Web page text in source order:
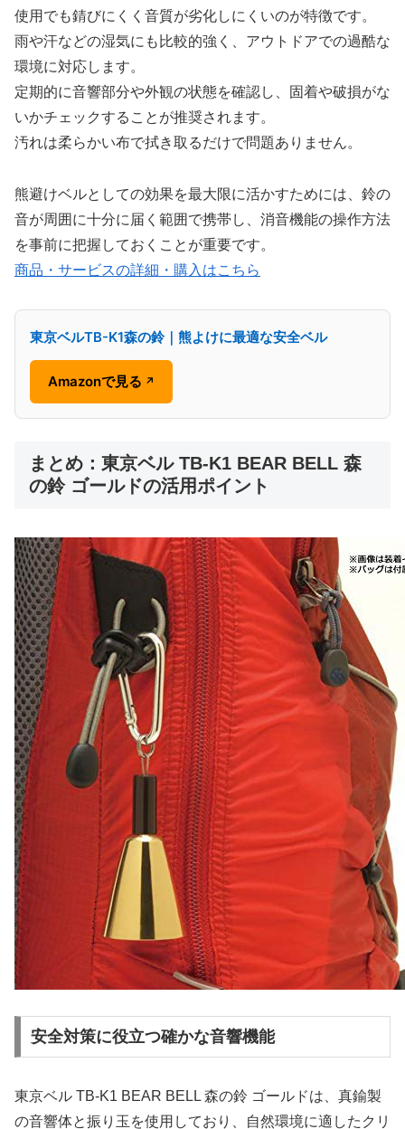
使用でも錆びにくく音質が劣化しにくいのが特徴です。
雨や汗などの湿気にも比較的強く、アウトドアでの過酷な
環境に対応します。
定期的に音響部分や外観の状態を確認し、固着や破損がな
いかチェックすることが推奨されます。
汚れは柔らかい布で拭き取るだけで問題ありません。
熊避けベルとしての効果を最大限に活かすためには、鈴の
音が周囲に十分に届く範囲で携帯し、消音機能の操作方法
を事前に把握しておくことが重要です。
商品・サービスの詳細・購入はこちら
東京ベルTB-K1森の鈴｜熊よけに最適な安全ベル
Amazonで見る ↗
まとめ：東京ベル TB-K1 BEAR BELL 森
の鈴 ゴールドの活用ポイント
安全対策に役立つ確かな音響機能
東京ベル TB-K1 BEAR BELL 森の鈴 ゴールドは、真鍮製
の音響体と振り玉を使用しており、自然環境に適したクリ